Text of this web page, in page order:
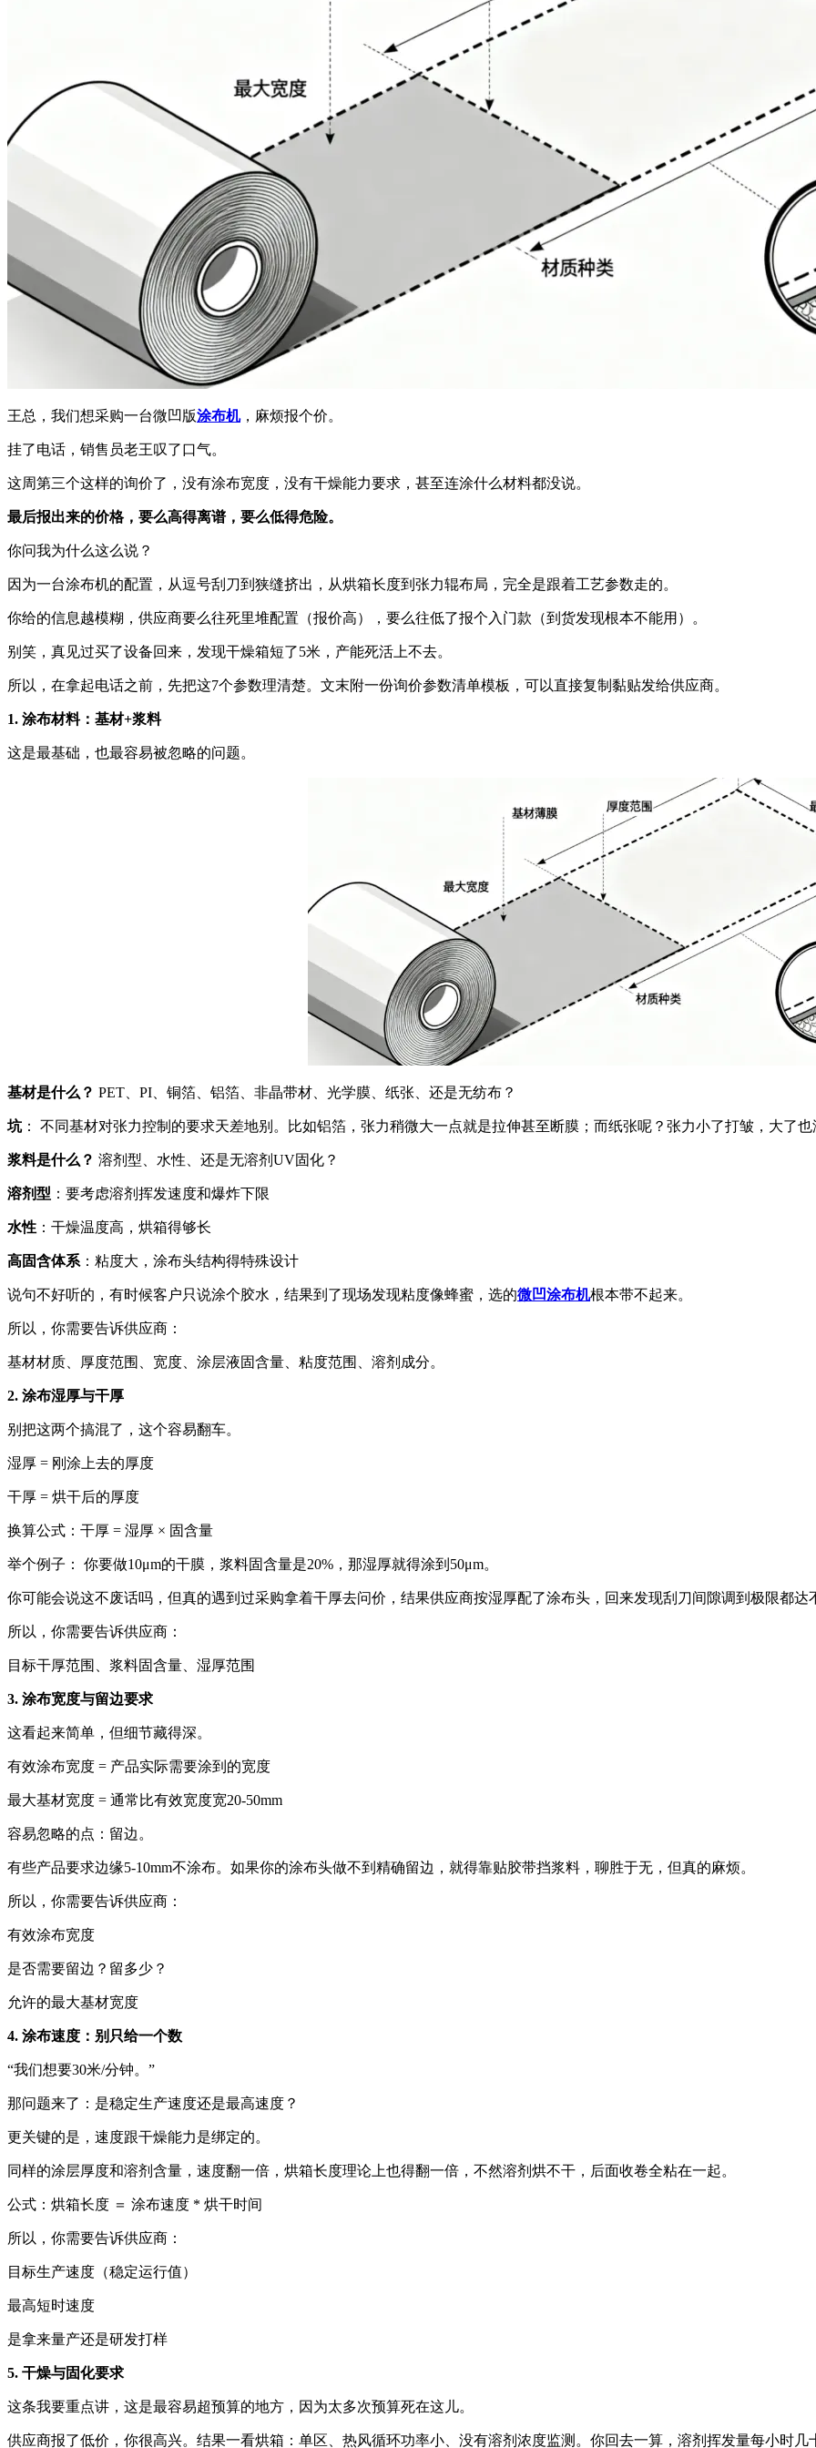
王总，我们想采购一台微凹版涂布机，麻烦报个价。
挂了电话，销售员老王叹了口气。
这周第三个这样的询价了，没有涂布宽度，没有干燥能力要求，甚至连涂什么材料都没说。
最后报出来的价格，要么高得离谱，要么低得危险。
你问我为什么这么说？
因为一台涂布机的配置，从逗号刮刀到狭缝挤出，从烘箱长度到张力辊布局，完全是跟着工艺参数走的。
你给的信息越模糊，供应商要么往死里堆配置（报价高），要么往低了报个入门款（到货发现根本不能用）。
别笑，真见过买了设备回来，发现干燥箱短了5米，产能死活上不去。
所以，在拿起电话之前，先把这7个参数理清楚。文末附一份询价参数清单模板，可以直接复制黏贴发给供应商。
1. 涂布材料：基材+浆料
这是最基础，也最容易被忽略的问题。
基材是什么？ PET、PI、铜箔、铝箔、非晶带材、光学膜、纸张、还是无纺布？
坑： 不同基材对张力控制的要求天差地别。比如铝箔，张力稍微大一点就是拉伸甚至断膜；而纸张呢？张力小了打皱，大了也
浆料是什么？ 溶剂型、水性、还是无溶剂UV固化？
溶剂型 ：要考虑溶剂挥发速度和爆炸下限
水性 ：干燥温度高，烘箱得够长
高固含体系 ：粘度大，涂布头结构得特殊设计
说句不好听的，有时候客户只说涂个胶水，结果到了现场发现粘度像蜂蜜，选的微凹涂布机根本带不起来。
所以，你需要告诉供应商：
基材材质、厚度范围、宽度、涂层液固含量、粘度范围、溶剂成分。
2. 涂布湿厚与干厚
别把这两个搞混了，这个容易翻车。
湿厚 = 刚涂上去的厚度
干厚 = 烘干后的厚度
换算公式：干厚 = 湿厚 × 固含量
举个例子： 你要做10μm的干膜，浆料固含量是20%，那湿厚就得涂到50μm。
你可能会说这不废话吗，但真的遇到过采购拿着干厚去问价，结果供应商按湿厚配了涂布头，回来发现刮刀间隙调到极限都达
所以，你需要告诉供应商：
目标干厚范围、浆料固含量、湿厚范围
3. 涂布宽度与留边要求
这看起来简单，但细节藏得深。
有效涂布宽度 = 产品实际需要涂到的宽度
最大基材宽度 = 通常比有效宽度宽20-50mm
容易忽略的点：留边。
有些产品要求边缘5-10mm不涂布。如果你的涂布头做不到精确留边，就得靠贴胶带挡浆料，聊胜于无，但真的麻烦。
所以，你需要告诉供应商：
有效涂布宽度
是否需要留边？留多少？
允许的最大基材宽度
4. 涂布速度：别只给一个数
“我们想要30米/分钟。”
那问题来了：是稳定生产速度还是最高速度？
更关键的是，速度跟干燥能力是绑定的。
同样的涂层厚度和溶剂含量，速度翻一倍，烘箱长度理论上也得翻一倍，不然溶剂烘不干，后面收卷全粘在一起。
公式：烘箱长度 ＝ 涂布速度 * 烘干时间
所以，你需要告诉供应商：
目标生产速度（稳定运行值）
最高短时速度
是拿来量产还是研发打样
5. 干燥与固化要求
这条我要重点讲，这是最容易超预算的地方，因为太多次预算死在这儿。
供应商报了低价，你很高兴。结果一看烘箱：单区、热风循环功率小、没有溶剂浓度监测。你回去一算，溶剂挥发量每小时几